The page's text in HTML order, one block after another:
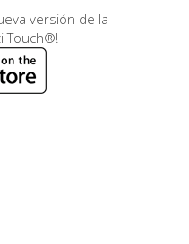
versión de la
Touch®!